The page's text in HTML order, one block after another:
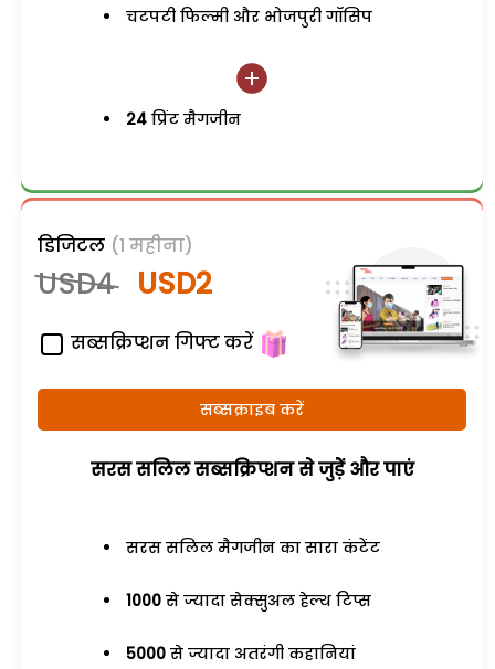
चटपटी फिल्मी और भोजपुरी गॉसिप
24 प्रिंट मैगजीन
डिजिटल (1 महीना)
USD4 USD2
सब्सक्रिप्शन गिफ्ट करें
सब्सक्राइब करें
सरस सलिल सब्सक्रिप्शन से जुड़ेें और पाएं
सरस सलिल मैगजीन का सारा कंटेंट
1000 से ज्यादा सेक्सुअल हेल्थ टिप्स
5000 से ज्यादा अतरंगी कहानियां